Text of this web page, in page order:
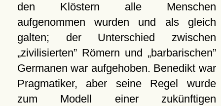
den Klöstern alle Menschen
aufgenommen wurden und als gleich
galten; der Unterschied zwischen
zivilisierten Römern und
barbarischen
Germanen war aufgehoben. Benedikt war
Pragmatiker, aber seine Regel wurde
zum Modell einer zukünftigen